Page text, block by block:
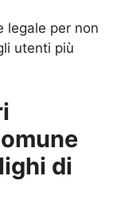
legale per non
utenti più
di